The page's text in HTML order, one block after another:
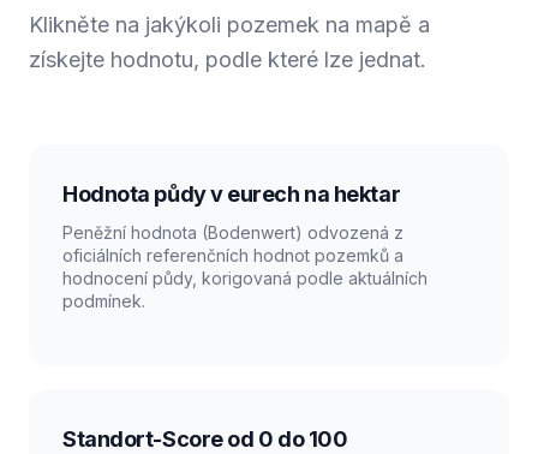
Klikněte na jakýkoli pozemek na mapě a
získejte hodnotu, podle které lze jednat.
Hodnota půdy v eurech na hektar
Peněžní hodnota (Bodenwert) odvozená z
oficiálních referenčních hodnot pozemků a
hodnocení půdy, korigovaná podle aktuálních
podmínek.
Standort-Score od 0 do 100